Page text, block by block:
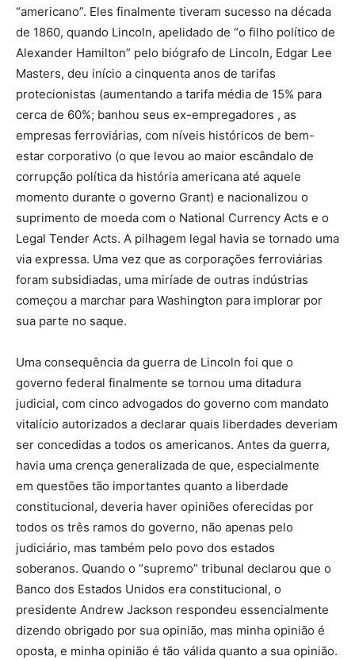
“americano”. Eles finalmente tiveram sucesso na década
de 1860, quando Lincoln, apelidado de “o filho político de
Alexander Hamilton” pelo biógrafo de Lincoln, Edgar Lee
Masters, deu início a cinquenta anos de tarifas
protecionistas (aumentando a tarifa média de 15% para
cerca de 60%; banhou seus ex-empregadores , as
empresas ferroviárias, com níveis históricos de bem-
estar corporativo (o que levou ao maior escândalo de
corrupção política da história americana até aquele
momento durante o governo Grant) e nacionalizou o
suprimento de moeda com o National Currency Acts e o
Legal Tender Acts. A pilhagem legal havia se tornado uma
via expressa. Uma vez que as corporações ferroviárias
foram subsidiadas, uma miríade de outras indústrias
começou a marchar para Washington para implorar por
sua parte no saque.
Uma consequência da guerra de Lincoln foi que o
governo federal finalmente se tornou uma ditadura
judicial, com cinco advogados do governo com mandato
vitalício autorizados a declarar quais liberdades deveriam
ser concedidas a todos os americanos. Antes da guerra,
havia uma crença generalizada de que, especialmente
em questões tão importantes quanto a liberdade
constitucional, deveria haver opiniões oferecidas por
todos os três ramos do governo, não apenas pelo
judiciário, mas também pelo povo dos estados
soberanos. Quando o “supremo” tribunal declarou que o
Banco dos Estados Unidos era constitucional, o
presidente Andrew Jackson respondeu essencialmente
dizendo obrigado por sua opinião, mas minha opinião é
oposta, e minha opinião é tão válida quanto a sua opinião.